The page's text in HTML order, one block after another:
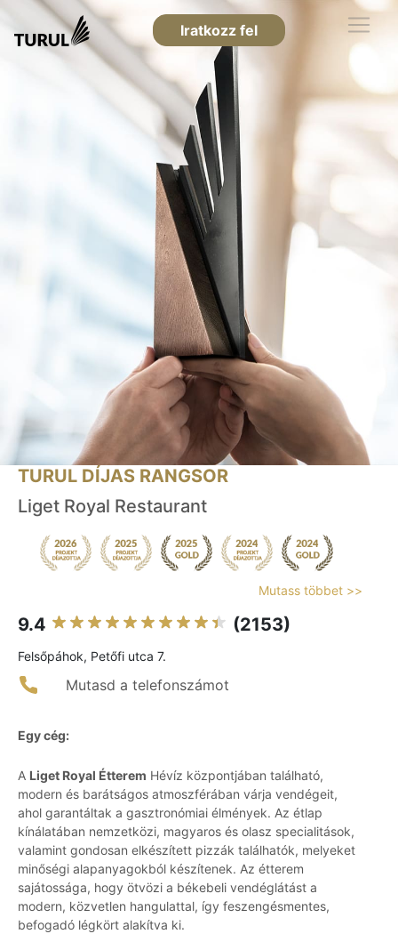
Iratkozz fel
TURUL DÍJAS RANGSOR
Liget Royal Restaurant
Mutass többet >>
9.4 (2153)
Felsőpáhok, Petőfi utca 7.
Mutasd a telefonszámot
Egy cég:
A Liget Royal Étterem Hévíz központjában található,
modern és barátságos atmoszférában várja vendégeit,
ahol garantáltak a gasztronómiai élmények. Az étlap
kínálatában nemzetközi, magyaros és olasz specialitások,
valamint gondosan elkészített pizzák találhatók, melyeket
minőségi alapanyagokból készítenek. Az étterem
sajátossága, hogy ötvözi a békebeli vendéglátást a
modern, közvetlen hangulattal, így feszengésmentes,
befogadó légkört alakítva ki.